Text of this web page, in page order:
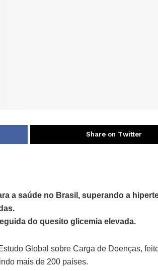
Share on Twitter
a saúde no Brasil, superando a
do quesito glicemia elevada.
Global sobre Carga de Doenças,
mais de 200 países.